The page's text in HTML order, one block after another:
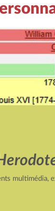
multimédia,